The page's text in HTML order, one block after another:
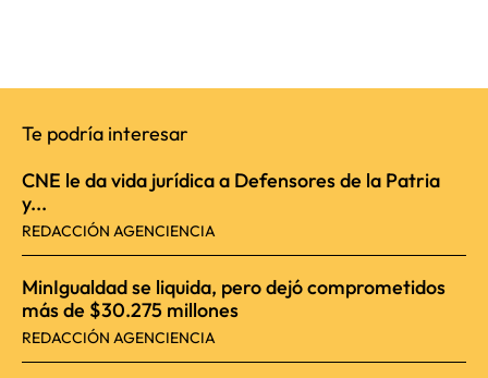
Te podría interesar
CNE le da vida jurídica a Defensores de la Patria
y...
REDACCIÓN AGENCIENCIA
MinIgualdad se liquida, pero dejó comprometidos
más de $30.275 millones
REDACCIÓN AGENCIENCIA